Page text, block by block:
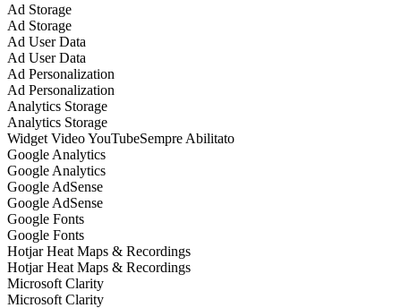
Ad Storage
Ad Storage
Ad User Data
Ad User Data
Ad Personalization
Ad Personalization
Analytics Storage
Analytics Storage
Widget Video YouTubeSempre Abilitato
Google Analytics
Google Analytics
Google AdSense
Google AdSense
Google Fonts
Google Fonts
Hotjar Heat Maps & Recordings
Hotjar Heat Maps & Recordings
Microsoft Clarity
Microsoft Clarity